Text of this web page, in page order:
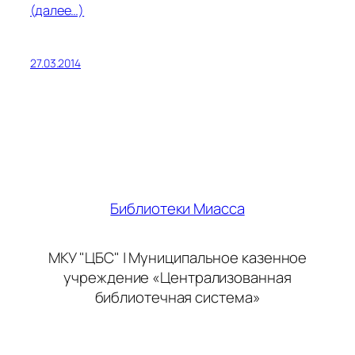
(далее…)
27.03.2014
Библиотеки Миасса
МКУ "ЦБС" | Муниципальное казенное
учреждение «Централизованная
библиотечная система»